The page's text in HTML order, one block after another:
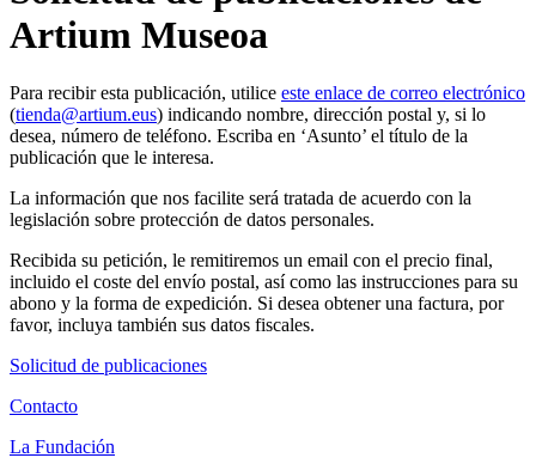
Artium Museoa
Para recibir esta publicación, utilice este enlace de correo electrónico
(tienda@artium.eus) indicando nombre, dirección postal y, si lo
desea, número de teléfono. Escriba en ‘Asunto’ el título de la
publicación que le interesa.
La información que nos facilite será tratada de acuerdo con la
legislación sobre protección de datos personales.
Recibida su petición, le remitiremos un email con el precio final,
incluido el coste del envío postal, así como las instrucciones para su
abono y la forma de expedición. Si desea obtener una factura, por
favor, incluya también sus datos fiscales.
Solicitud de publicaciones
Contacto
La Fundación